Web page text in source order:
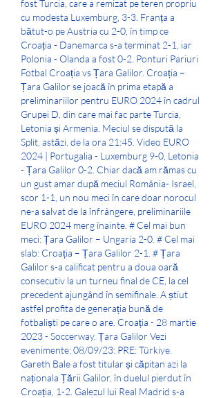
fost Turcia, care a remizat pe teren propriu
cu modesta Luxemburg, 3-3. Franța a
bătut-o pe Austria cu 2-0, în timp ce
Croația - Danemarca s-a terminat 2-1, iar
Polonia - Olanda a fost 0-2. Ponturi Pariuri
Fotbal Croația vs Țara Galilor. Croația –
Țara Galilor se joacă în prima etapă a
preliminariilor pentru EURO 2024 în cadrul
Grupei D, din care mai fac parte Turcia,
Letonia și Armenia. Meciul se dispută la
Split, astăzi, de la ora 21:45. Video EURO
2024 | Portugalia - Luxemburg 9-0, Letonia
- Țara Galilor 0-2. Chiar dacă am rămas cu
un gust amar după meciul România- Israel,
scor 1-1, un nou meci în care doar norocul
ne-a salvat de la înfrângere, preliminariile
EURO 2024 merg înainte. # Cel mai bun
meci: Țara Galilor – Ungaria 2-0. # Cel mai
slab: Croația – Țara Galilor 2-1. # Țara
Galilor s-a calificat pentru a doua oară
consecutiv la un turneu final de CE, la cel
precedent ajungând în semifinale. A știut
astfel profita de generația bună de
fotbaliști pe care o are. Croația - 28 martie
2023 - Soccerway. Țara Galilor Vezi
evenimente: 08/09/23: PRE: Türkiye.
Gareth Bale a fost titular și căpitan azi la
naționala Țării Galilor, în duelul pierdut în
Croația, 1-2. Galezul lui Real Madrid s-a